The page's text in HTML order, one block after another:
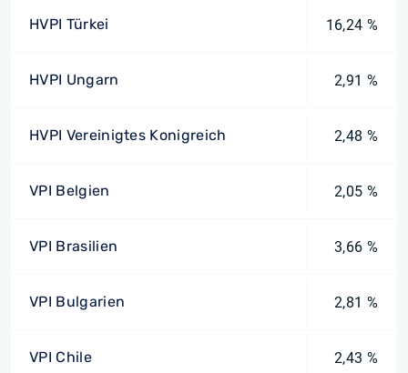
HVPI Türkei 16,24 %
HVPI Ungarn 2,91 %
HVPI Vereinigtes Konigreich 2,48 %
VPI Belgien 2,05 %
VPI Brasilien 3,66 %
VPI Bulgarien 2,81 %
VPI Chile 2,43 %